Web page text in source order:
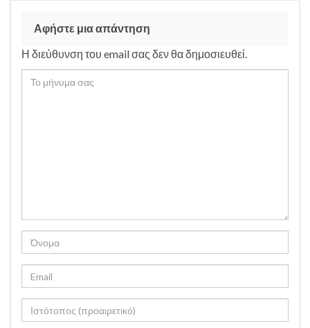
Αφήστε μια απάντηση
Η διεύθυνση του email σας δεν θα δημοσιευθεί.